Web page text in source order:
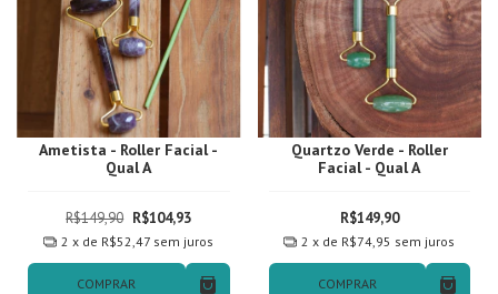
Ametista - Roller Facial -
Qual A
R$149,90 R$104,93
2 x de R$52,47 sem juros
COMPRAR
Quartzo Verde - Roller
Facial - Qual A
R$149,90
2 x de R$74,95 sem juros
COMPRAR